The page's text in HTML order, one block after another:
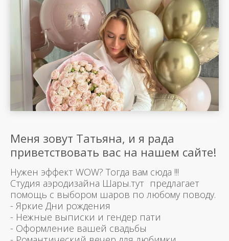
Меня зовут Татьяна, и я рада
приветствовать вас на нашем сайте!
Нужен эффект WOW? Тогда вам сюда !!!
Студия аэродизайна Шары.тут предлагает
помощь с выбором шаров по любому поводу.
- Яркие Дни рождения
- Нежные выписки и гендер пати
- Оформление вашей свадьбы